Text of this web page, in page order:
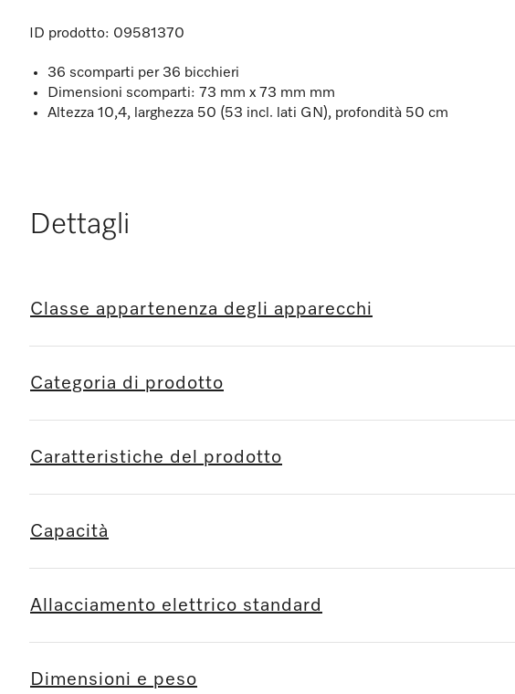
ID prodotto: 09581370
36 scomparti per 36 bicchieri
Dimensioni scomparti: 73 mm x 73 mm mm
Altezza 10,4, larghezza 50 (53 incl. lati GN), profondità 50 cm
Dettagli
Classe appartenenza degli apparecchi
Categoria di prodotto
Caratteristiche del prodotto
Capacità
Allacciamento elettrico standard
Dimensioni e peso